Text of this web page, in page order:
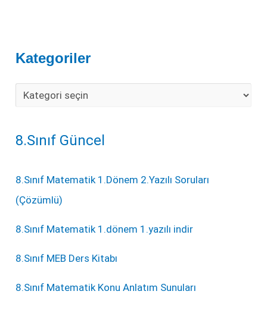
Kategoriler
8.Sınıf Güncel
8.Sınıf Matematik 1.Dönem 2.Yazılı Soruları
(Çözümlü)
8.Sınıf Matematik 1.dönem 1.yazılı indir
8.Sınıf MEB Ders Kitabı
8.Sınıf Matematik Konu Anlatım Sunuları